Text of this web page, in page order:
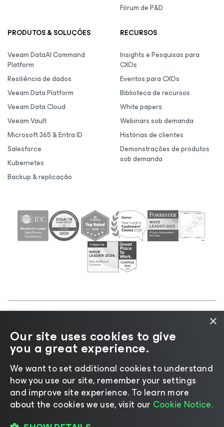
Fórum de P&D
PRODUTOS & SOLUÇÕES
Veeam DataAI Command
Platform
Resiliência de dados
Veeam Data Platform
Veeam Data Cloud
Veeam Vault
Microsoft 365 & Entra ID
Salesforce
Kubernetes
Backup & replicação
RECURSOS
Insights e Pesquisas para
CXOs
Eventos para CXOs
Biblioteca de recursos
White papers
Webinars sob demanda
Histórias de clientes
Demonstrações de produtos
sob demanda
|
Aviso de Cookies|Jurídico|Política de
licenciamento |Recursos para Fornecedores
Mudar idioma
×
Our site uses cookies to give
you a great experience.
We want to set additional cookies to understand
how you use our site, remember your settings
and improve site experience. ​To learn more
about the cookies we use, visit our Cookie Notice.